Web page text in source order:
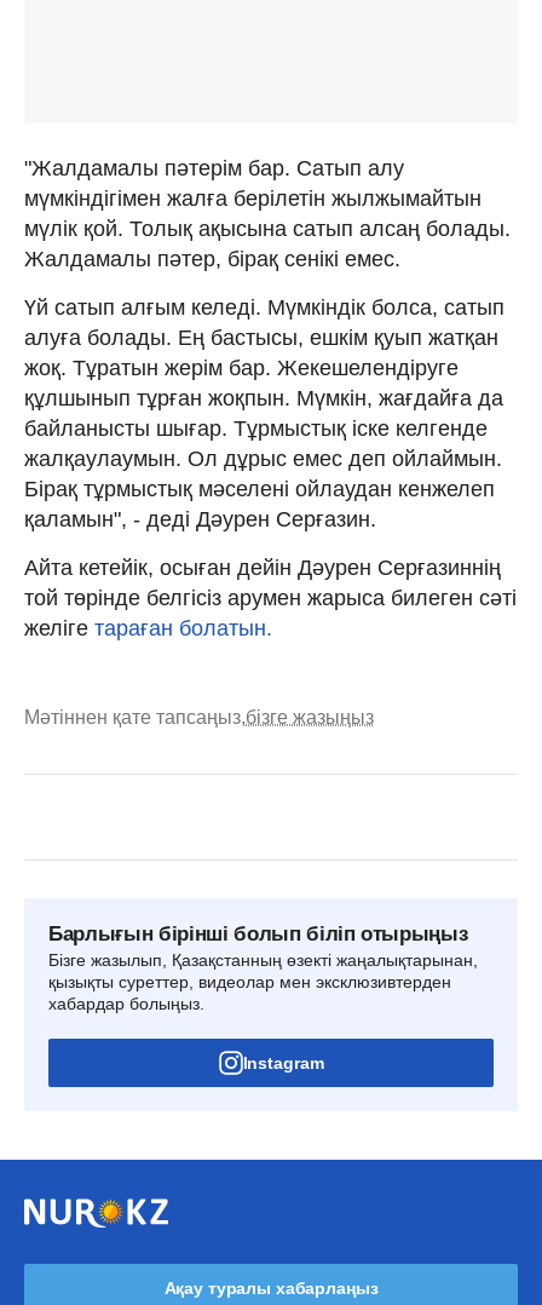
"Жалдамалы пәтерім бар. Сатып алу
мүмкіндігімен жалға берілетін жылжымайтын
мүлік қой. Толық ақысына сатып алсаң болады.
Жалдамалы пәтер, бірақ сенікі емес.
Үй сатып алғым келеді. Мүмкіндік болса, сатып
алуға болады. Ең бастысы, ешкім қуып жатқан
жоқ. Тұратын жерім бар. Жекешелендіруге
құлшынып тұрған жоқпын. Мүмкін, жағдайға да
байланысты шығар. Тұрмыстық іске келгенде
жалқаулаумын. Ол дұрыс емес деп ойлаймын.
Бірақ тұрмыстық мәселені ойлаудан кенжелеп
қаламын", - деді Дәурен Серғазин.
Айта кетейік, осыған дейін Дәурен Серғазиннің
той төрінде белгісіз арумен жарыса билеген сәті
желіге тараған болатын.
Мәтіннен қате тапсаңыз,бізге жазыңыз
Барлығын бірінші болып біліп отырыңыз
Бізге жазылып, Қазақстанның өзекті жаңалықтарынан,
қызықты суреттер, видеолар мен эксклюзивтерден
хабардар болыңыз.
Instagram
Ақау туралы хабарлаңыз